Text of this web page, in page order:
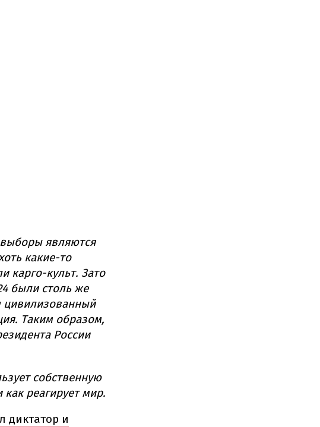
являются
какие-то
карго-культ. Зато
были столь же
цивилизованный
Таким образом,
России
собственную
реагирует мир.
диктатор и